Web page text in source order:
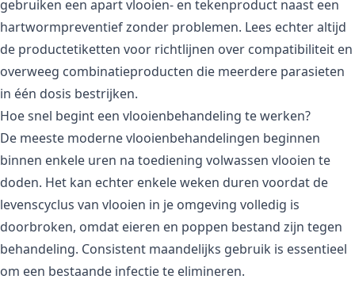
gebruiken een apart vlooien- en tekenproduct naast een
hartwormpreventief zonder problemen. Lees echter altijd
de productetiketten voor richtlijnen over compatibiliteit en
overweeg combinatieproducten die meerdere parasieten
in één dosis bestrijken.
Hoe snel begint een vlooienbehandeling te werken?
De meeste moderne vlooienbehandelingen beginnen
binnen enkele uren na toediening volwassen vlooien te
doden. Het kan echter enkele weken duren voordat de
levenscyclus van vlooien in je omgeving volledig is
doorbroken, omdat eieren en poppen bestand zijn tegen
behandeling. Consistent maandelijks gebruik is essentieel
om een bestaande infectie te elimineren.